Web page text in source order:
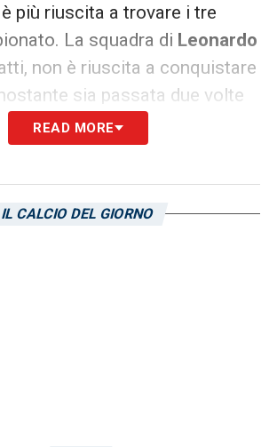
più riuscita a trovare i tre
La squadra di Leonardo
non è riuscita a conquistare
sia passata due volte
BariePalermo
una vittoria nel prossimo
dei blucerchiati in
READ MORE
IL CALCIO DEL GIORNO